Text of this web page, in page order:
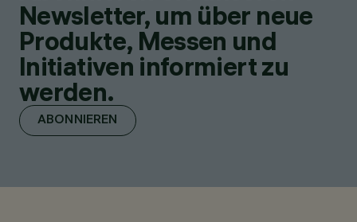
Newsletter, um über neue
Produkte, Messen und
Initiativen informiert zu
werden.
ABONNIEREN